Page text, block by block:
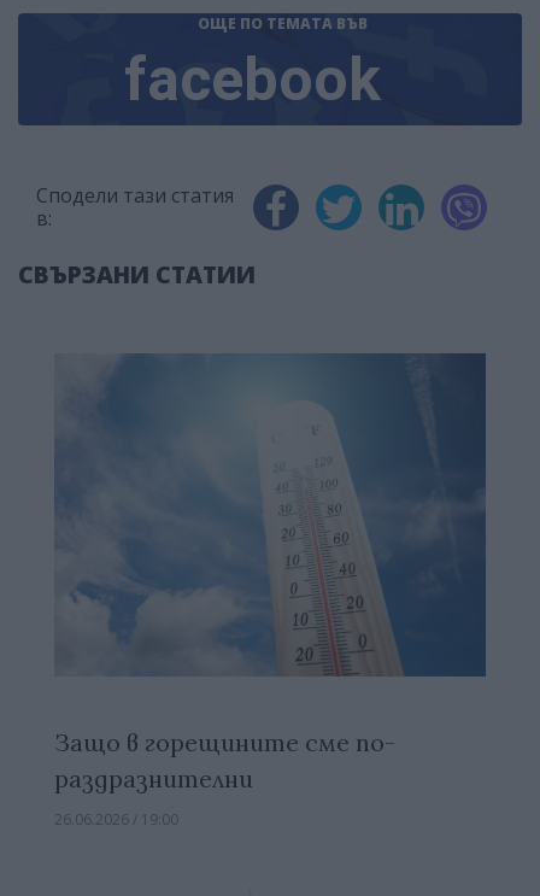
ОЩЕ ПО ТЕМАТА ВЪВ
facebook
Сподели тази статия
в:
СВЪРЗАНИ СТАТИИ
Защо в горещините сме по-
раздразнителни
26.06.2026 / 19:00